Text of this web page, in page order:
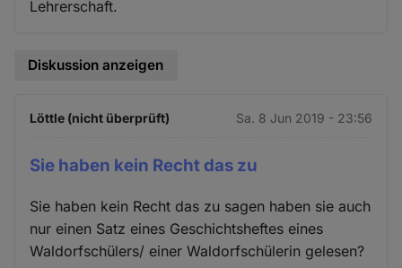
Lehrerschaft.
Diskussion anzeigen
Löttle (nicht überprüft) Sa. 8 Jun 2019 - 23:56
Sie haben kein Recht das zu
Sie haben kein Recht das zu sagen haben sie auch
nur einen Satz eines Geschichtsheftes eines
Waldorfschülers/ einer Waldorfschülerin gelesen?